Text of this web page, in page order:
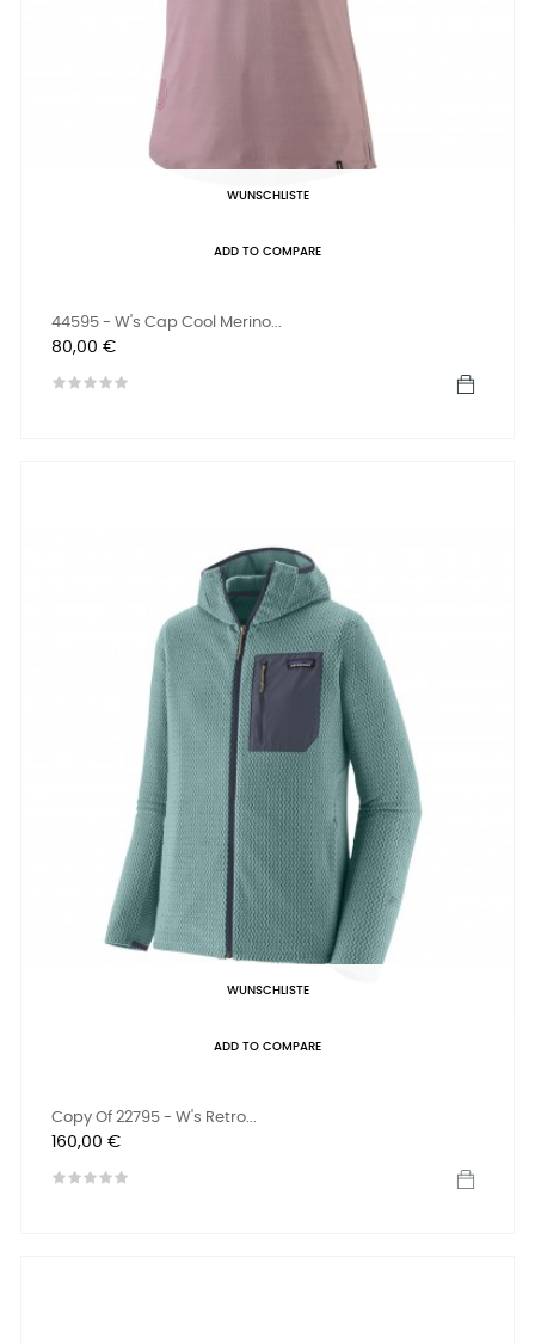
WUNSCHLISTE
ADD TO COMPARE
44595 - W's Cap Cool Merino...
Preis
80,00 €
WUNSCHLISTE
ADD TO COMPARE
Copy Of 22795 - W's Retro...
Preis
160,00 €